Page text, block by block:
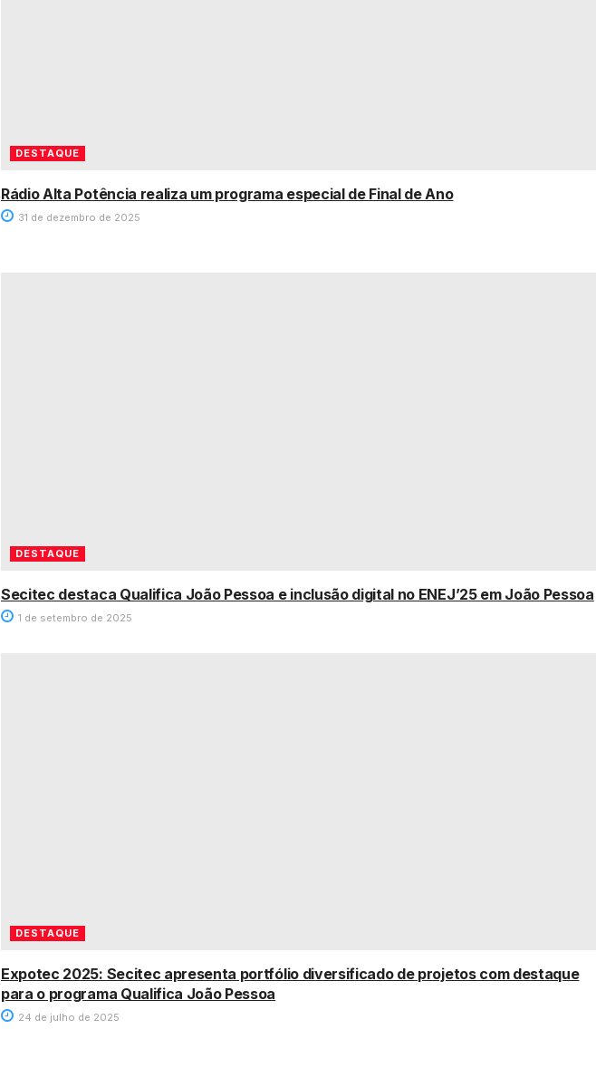
DESTAQUE
Rádio Alta Potência realiza um programa especial de Final de Ano
31 de dezembro de 2025
DESTAQUE
Secitec destaca Qualifica João Pessoa e inclusão digital no ENEJ’25 em João Pessoa
1 de setembro de 2025
DESTAQUE
Expotec 2025: Secitec apresenta portfólio diversificado de projetos com destaque
para o programa Qualifica João Pessoa
24 de julho de 2025